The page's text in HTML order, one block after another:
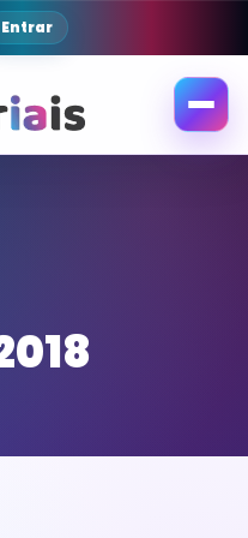
Entrar
Abrir